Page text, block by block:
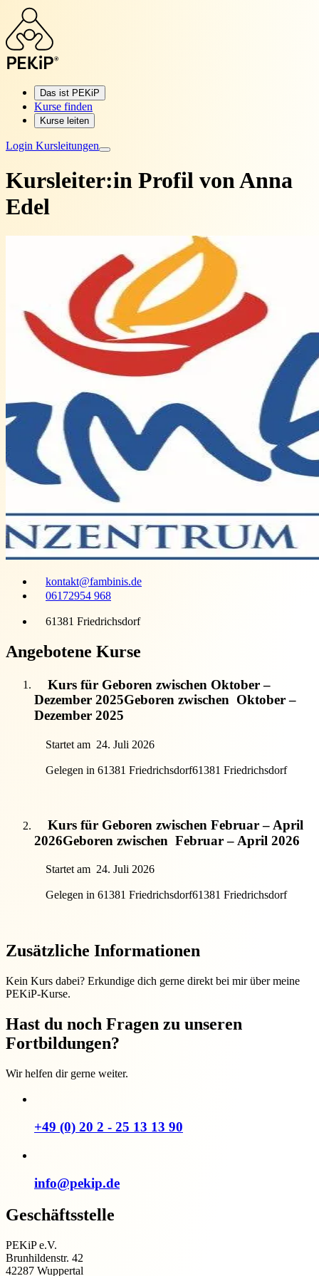
Das ist PEKiP
Kurse finden
Kurse leiten
Login Kursleitungen
Kursleiter:in Profil vonAnna
Edel
kontakt@fambinis.de
06172954 968
61381 Friedrichsdorf
Angebotene Kurse
Kurs für Geboren zwischen Oktober –
Dezember 2025Geboren zwischen Oktober –
Dezember 2025
Startet am 24. Juli 2026
Gelegen in 61381 Friedrichsdorf61381 Friedrichsdorf
Kurs für Geboren zwischen Februar – April
2026Geboren zwischen Februar – April 2026
Startet am 24. Juli 2026
Gelegen in 61381 Friedrichsdorf61381 Friedrichsdorf
Zusätzliche Informationen
Kein Kurs dabei? Erkundige dich gerne direkt bei mir über meine
PEKiP-Kurse.
Hast du noch Fragen zu unseren
Fortbildungen?
Wir helfen dir gerne weiter.
+49 (0) 20 2 - 25 13 13 90
info@pekip.de
Geschäftsstelle
PEKiP e.V.
Brunhildenstr. 42
42287 Wuppertal